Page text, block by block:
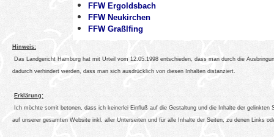
FFW Ergoldsbach
FFW Neukirchen
FFW Graßlfing
Hinweis:
Das Landgericht Hamburg hat mit Urteil vom 12.05.1998 entschieden, dass man durch die
dadurch verhindert werden, dass man sich ausdrücklich von diesen Inhalten distanziert.
Erklärung:
Ich möchte somit betonen, dass ich keinerlei Einfluß auf die Gestaltung und die Inhalte der
auf unserer gesamten Website inkl. aller Unterseiten und für alle Inhalte der Seiten, zu denen Links